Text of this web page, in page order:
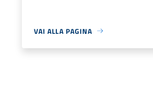
VAI ALLA PAGINA